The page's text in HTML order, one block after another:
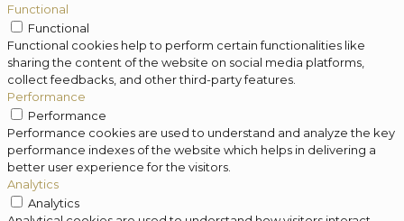
Functional
Functional
Functional cookies help to perform certain functionalities like
sharing the content of the website on social media platforms,
collect feedbacks, and other third-party features.
Performance
Performance
Performance cookies are used to understand and analyze the key
performance indexes of the website which helps in delivering a
better user experience for the visitors.
Analytics
Analytics